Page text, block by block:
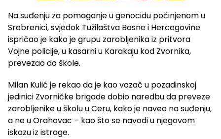
Na suđenju za pomaganje u genocidu počinjenom u
Srebrenici, svjedok Tužilaštva Bosne i Hercegovine
ispričao je kako je grupu zarobljenika iz pritvora
Vojne policije, u kasarni u Karakaju kod Zvornika,
prevezao do škole.
Milan Kulić je rekao da je kao vozač u pozadinskoj
jedinici Zvorničke brigade dobio naredbu da preveze
zarobljenike u školu u Ceru, kako je naveo na suđenju,
a ne u Orahovac – kao što se navodi u njegovom
iskazu iz istrage.